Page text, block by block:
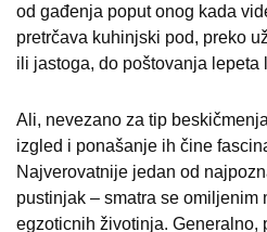
od gađenja poput onog kada
pretrčava kuhinjski pod, preko
ili jastoga, do poštovanja lepeta
Ali, nevezano za tip
izgled i ponašanje ih čine
Najverovatnije jedan od
pustinjak – smatra se omiljenim
egzoticnih životinja. Generalno,